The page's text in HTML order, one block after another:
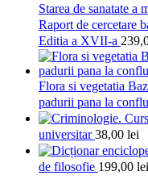
Starea de sanatate a
Raport de cercetare
Editia a XVII-a
Flora si vegetatia
padurii pana la
universitar 38,00 lei
de filosofie 199,00 lei